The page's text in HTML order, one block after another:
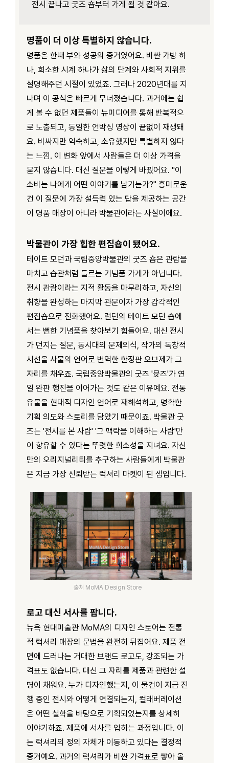
전시 끝나고 굿즈 숍부터 가게 될 것 같아요.
명품이 더 이상 특별하지 않습니다.
명품은 한때 부와 성공의 증거였어요. 비싼 가방 하
나, 희소한 시계 하나가 삶의 단계와 사회적 지위를
설명해주던 시절이 있었죠. 그러나 2020년대를 지
나며 이 공식은 빠르게 무너졌습니다. 과거에는 쉽
게 볼 수 없던 제품들이 뉴미디어를 통해 반복적으
로 노출되고, 동일한 언박싱 영상이 끝없이 재생돼
요. 비싸지만 익숙하고, 소유했지만 특별하지 않다
는 느낌. 이 변화 앞에서 사람들은 더 이상 가격을
묻지 않습니다. 대신 질문을 이렇게 바꿨어요. "이
소비는 나에게 어떤 이야기를 남기는가?" 흥미로운
건 이 질문에 가장 설득력 있는 답을 제공하는 공간
이 명품 매장이 아니라 박물관이라는 사실이에요.
박물관이 가장 힙한 편집숍이 됐어요.
테이트 모던과 국립중앙박물관의 굿즈 숍은 관람을
마치고 습관처럼 들르는 기념품 가게가 아닙니다.
전시 관람이라는 지적 활동을 마무리하고, 자신의
취향을 완성하는 마지막 관문이자 가장 감각적인
편집숍으로 진화했어요. 런던의 테이트 모던 숍에
서는 뻔한 기념품을 찾아보기 힘들어요. 대신 전시
가 던지는 질문, 동시대의 문제의식, 작가의 독창적
시선을 사물의 언어로 번역한 한정판 오브제가 그
자리를 채우죠. 국립중앙박물관의 굿즈 '뮷즈'가 연
일 완판 행진을 이어가는 것도 같은 이유예요. 전통
유물을 현대적 디자인 언어로 재해석하고, 명확한
기획 의도와 스토리를 담았기 때문이죠. 박물관 굿
즈는 '전시를 본 사람' '그 맥락을 이해하는 사람'만
이 향유할 수 있다는 뚜렷한 희소성을 지녀요. 자신
만의 오리지널리티를 추구하는 사람들에게 박물관
은 지금 가장 신뢰받는 럭셔리 마켓이 된 셈입니다.
출처 MoMA Design Store
로고 대신 서사를 팝니다.
뉴욕 현대미술관 MoMA의 디자인 스토어는 전통
적 럭셔리 매장의 문법을 완전히 뒤집어요. 제품 전
면에 드러나는 거대한 브랜드 로고도, 강조되는 가
격표도 없습니다. 대신 그 자리를 제품과 관련한 설
명이 채워요. 누가 디자인했는지, 이 물건이 지금 진
행 중인 전시와 어떻게 연결되는지, 컬래버레이션
은 어떤 철학을 바탕으로 기획되었는지를 상세히
이야기하죠. 제품에 서사를 입히는 과정입니다. 이
는 럭셔리의 정의 자체가 이동하고 있다는 결정적
증거예요. 과거의 럭셔리가 비싼 가격표로 쌓아 올